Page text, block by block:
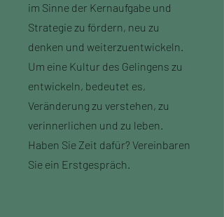
im Sinne der Kernaufgabe und
Strategie zu fördern, neu zu
denken und weiterzuentwickeln.
Um eine Kultur des Gelingens zu
entwickeln, bedeutet es,
Veränderung zu verstehen, zu
verinnerlichen und zu leben.
Haben Sie Zeit dafür? Vereinbaren
Sie ein Erstgespräch.